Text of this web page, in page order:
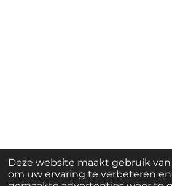
Deze website maakt gebruik
om uw ervaring te verbeteren